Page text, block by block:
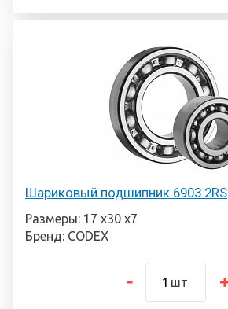
Шариковый подшипник 6903 2RS
Размеры: 17 х30 х7
Бренд: CODEX
шт